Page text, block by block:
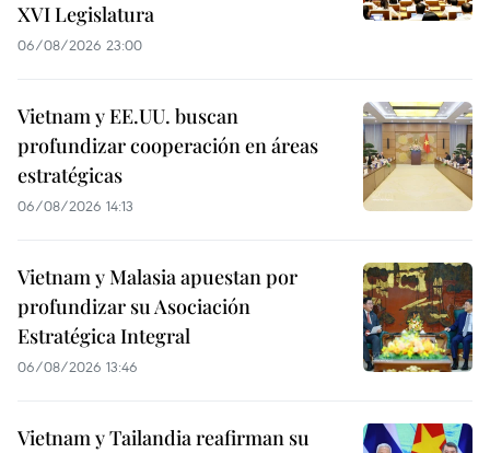
XVI Legislatura
06/08/2026 23:00
Vietnam y EE.UU. buscan
profundizar cooperación en áreas
estratégicas
06/08/2026 14:13
Vietnam y Malasia apuestan por
profundizar su Asociación
Estratégica Integral
06/08/2026 13:46
Vietnam y Tailandia reafirman su